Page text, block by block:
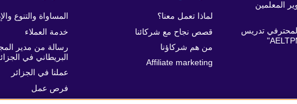
المساواة والتنوع
خدمة العملاء
رسالة من مدير
البريطاني في
عملنا في الجزائر
فرص عمل
لماذا تعمل معنا؟
قصص نجاح مع شركائنا
من هم شركاؤنا
Affiliate marketing
المعلمين
لمحترفي تدريس